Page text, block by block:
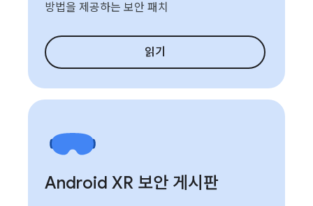
방법을 제공하는 보안 패치
읽기
Android XR 보안 게시판